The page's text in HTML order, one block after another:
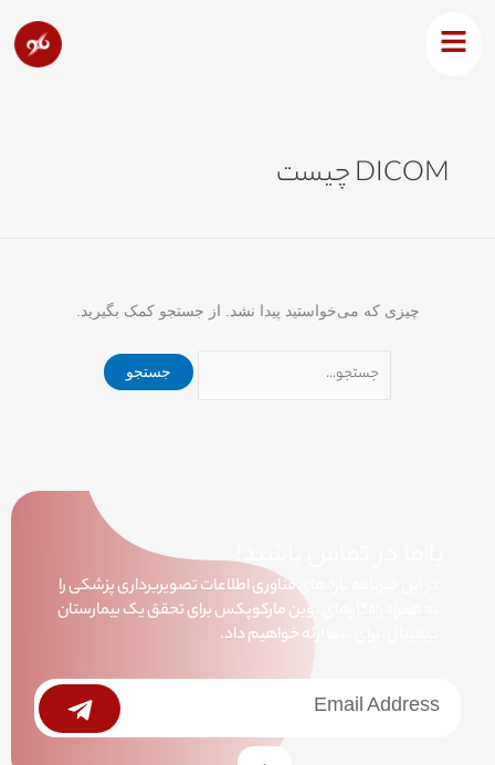
DICOM چیست
چیزی که می‌خواستید پیدا نشد. از جستجو کمک بگیرید.
با ما در تماس باشید!
در این خبرنامه تازه‌های فناوری اطلاعات تصویربرداری پزشکی را
به همراه راه‌کارهای نوین مارکوپکس برای تحقق یک بیمارستان
دیجیتال، برای شما ارئه خواهیم داد.
خبرنامه Submit